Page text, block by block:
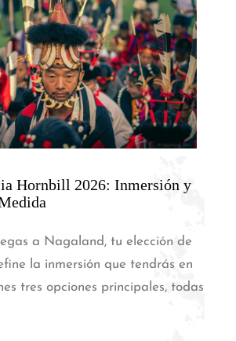
Hornbill 2026: Inmersión y
a Nagaland, tu elección de
la inmersión que tendrás en
tres opciones principales, todas